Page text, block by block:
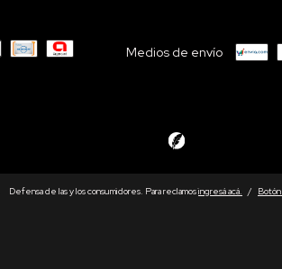
Medios de envío
Defensa de las y los consumidores. Para reclamosingresá acá. /